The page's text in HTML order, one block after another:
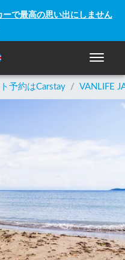
で最高の思い出にしません
ナビゲ
予約はCarstay / VANLIFE